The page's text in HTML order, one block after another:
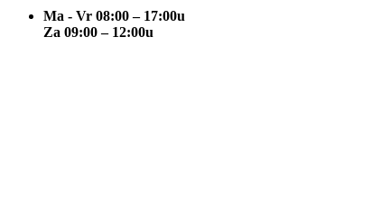
Ma - Vr 08:00 – 17:00u
Za 09:00 – 12:00u